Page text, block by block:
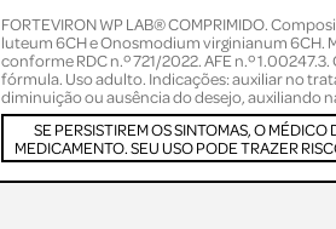
FORTEVIRON WP LAB® COMPRIMIDO.
luteum 6CH e Onosmodium virginianum
conforme RDC n.º 721/2022. AFE n.º
fórmula. Uso adulto. Indicações: auxiliar no
diminuição ou ausência do desejo, auxiliando
SE PERSISTIREM OS SINTOMAS, O
MEDICAMENTO. SEU USO PODE TRAZER